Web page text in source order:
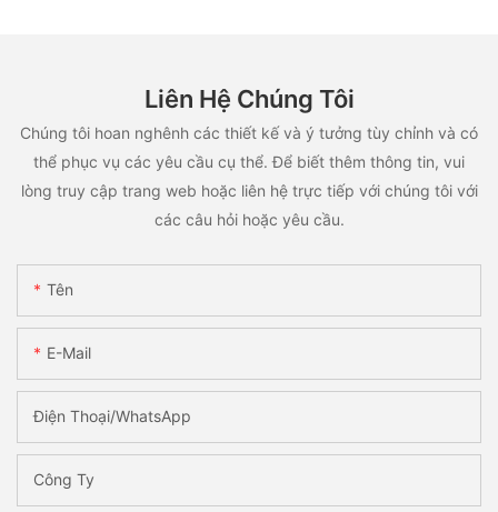
Liên Hệ Chúng Tôi
Chúng tôi hoan nghênh các thiết kế và ý tưởng tùy chỉnh và có
thể phục vụ các yêu cầu cụ thể. Để biết thêm thông tin, vui
lòng truy cập trang web hoặc liên hệ trực tiếp với chúng tôi với
các câu hỏi hoặc yêu cầu.
Tên
E-Mail
Điện Thoại/WhatsApp
Công Ty